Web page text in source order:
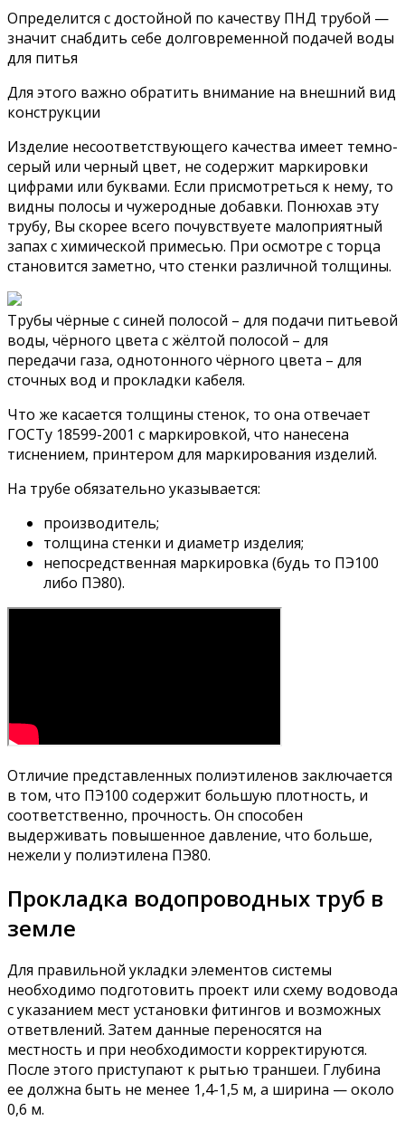
Определится с достойной по качеству ПНД трубой —
значит снабдить себе долговременной подачей воды
для питья
Для этого важно обратить внимание на внешний вид
конструкции
Изделие несоответствующего качества имеет темно-
серый или черный цвет, не содержит маркировки
цифрами или буквами. Если присмотреться к нему, то
видны полосы и чужеродные добавки. Понюхав эту
трубу, Вы скорее всего почувствуете малоприятный
запах с химической примесью. При осмотре с торца
становится заметно, что стенки различной толщины.
Трубы чёрные с синей полосой – для подачи питьевой
воды, чёрного цвета с жёлтой полосой – для
передачи газа, однотонного чёрного цвета – для
сточных вод и прокладки кабеля.
Что же касается толщины стенок, то она отвечает
ГОСТу 18599-2001 с маркировкой, что нанесена
тиснением, принтером для маркирования изделий.
На трубе обязательно указывается:
производитель;
толщина стенки и диаметр изделия;
непосредственная маркировка (будь то ПЭ100
либо ПЭ80).
Отличие представленных полиэтиленов заключается
в том, что ПЭ100 содержит большую плотность, и
соответственно, прочность. Он способен
выдерживать повышенное давление, что больше,
нежели у полиэтилена ПЭ80.
Прокладка водопроводных труб в
земле
Для правильной укладки элементов системы
необходимо подготовить проект или схему водовода
с указанием мест установки фитингов и возможных
ответвлений. Затем данные переносятся на
местность и при необходимости корректируются.
После этого приступают к рытью траншеи. Глубина
ее должна быть не менее 1,4-1,5 м, а ширина — около
0,6 м.